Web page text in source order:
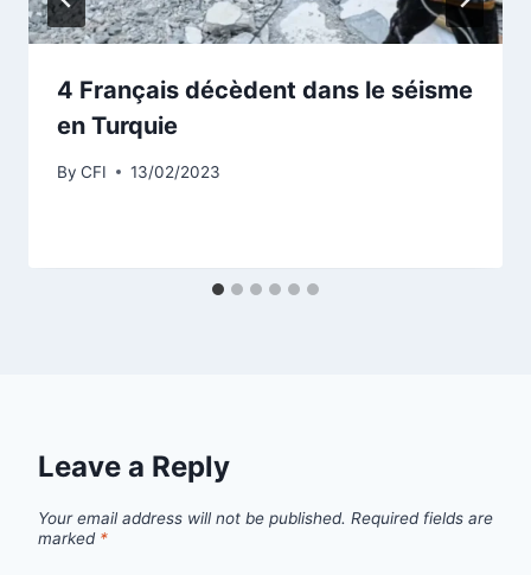
4 Français décèdent dans le séisme
en Turquie
By CFI 13/02/2023
Leave a Reply
Your email address will not be published. Required fields are
marked *